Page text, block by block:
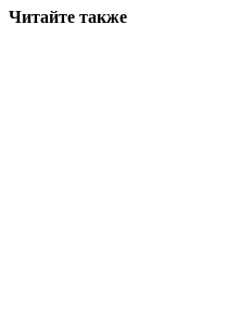
Читайте также